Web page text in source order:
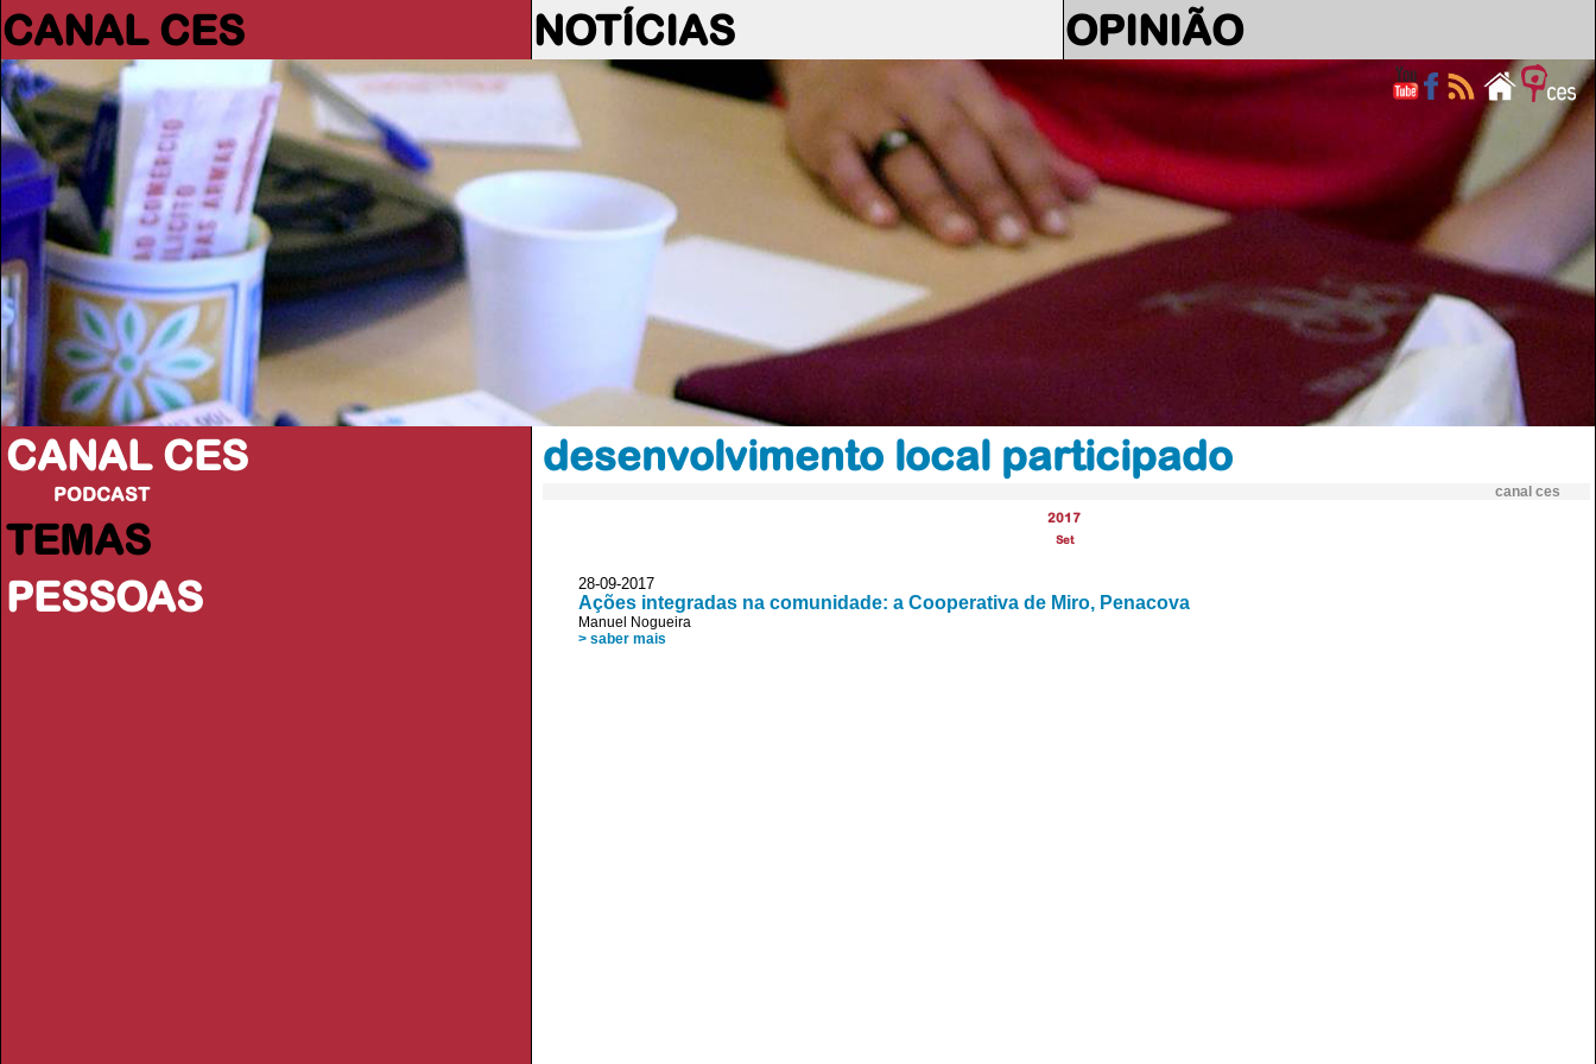
CANAL CES NOTÍCIAS OPINIÃO
CANAL CES
PODCAST
TEMAS
PESSOAS
desenvolvimento local participado
canal ces
2017
Set
28-09-2017
Ações integradas na comunidade: a Cooperativa de Miro, Penacova
Manuel Nogueira
> saber mais